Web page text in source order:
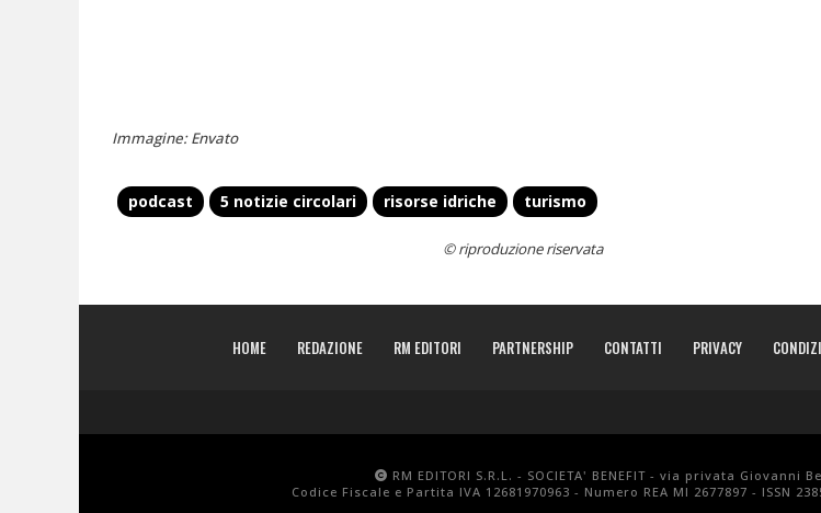
Immagine: Envato
podcast 5 notizie circolari risorse idriche turismo
© riproduzione riservata
HOME REDAZIONE RM EDITORI PARTNERSHIP CONTATTI PRIVACY
RM EDITORI S.R.L. - SOCIETA' BENEFIT - via privata Giovanni
Codice Fiscale e Partita IVA 12681970963 - Numero REA MI 2677897 - ISSN